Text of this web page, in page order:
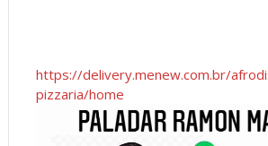
https://delivery.menew.com.br/
pizzaria/home